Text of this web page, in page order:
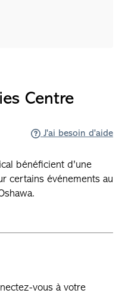
Centre
J'ai besoin d'aide
bénéficient d'une
certains événements au
vous à votre